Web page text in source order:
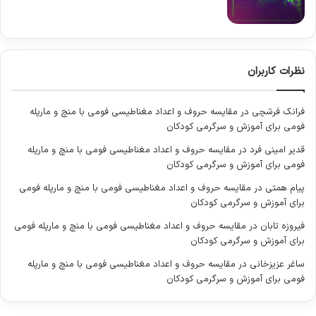
کوین همواره به عنوان یک دارایی ضد تورمی و با پتانسیل رشد بالا
مورد توجه قرار گیرد.
مزایای خرید بیت کوین
خرید بیت کوین مزایای متعددی برای سرمایه گذاران و کاربران به
همراه دارد که آن را به یک گزینه جذاب در دنیای مالی تبدیل کرده
است. یکی از اصلی ترین مزایا، پتانسیل بالای رشد قیمتی آن در
بلندمدت است. با توجه به عرضه محدود ۲۱ میلیون واحدی و افزایش
(Store of Value) یا طلای دیجیتال عمل کند و در برابر تورم، ارزش
دارایی را حفظ نماید.
نظرات کاربران
فرانک فرشچی در مقایسه حروف و اعداد مغناطیسی فومی با منچ و مارپله
فومی برای آموزش و سرگرمی کودکان
قدیر امینی فرد در مقایسه حروف و اعداد مغناطیسی فومی با منچ و مارپله
فومی برای آموزش و سرگرمی کودکان
پیام همتی در مقایسه حروف و اعداد مغناطیسی فومی با منچ و مارپله فومی
برای آموزش و سرگرمی کودکان
فیروزه تابان در مقایسه حروف و اعداد مغناطیسی فومی با منچ و مارپله فومی
برای آموزش و سرگرمی کودکان
ساغر عزیزخانی در مقایسه حروف و اعداد مغناطیسی فومی با منچ و مارپله
فومی برای آموزش و سرگرمی کودکان